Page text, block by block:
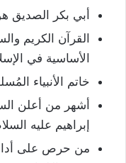
أبي بكر الصديق
القرآن الكريم
الأساسية في
خاتم الأنبياء
أشهر من أعلن
إبراهيم عليه
من حرص على أداء